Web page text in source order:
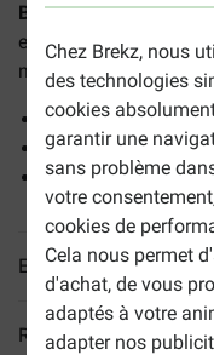
Chez Brekz, nous
des technologies
cookies
garantir une
sans problème
votre
cookies de
Cela nous permet
d'achat, de vous
adaptés à votre
adapter nos
Brekz Pure Meat
est une friandise
ne contenant aucun
100% naturel
Pauvre en calories
Diamètre d'environ
En savoir plus
Reviews